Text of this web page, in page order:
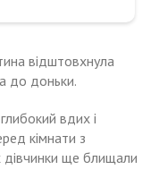
відштовхнула
до доньки.
вдих і
кімнати з
ще блищали